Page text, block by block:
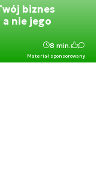
biznes
a nie jego
Materiał sponsorowany
8 min.